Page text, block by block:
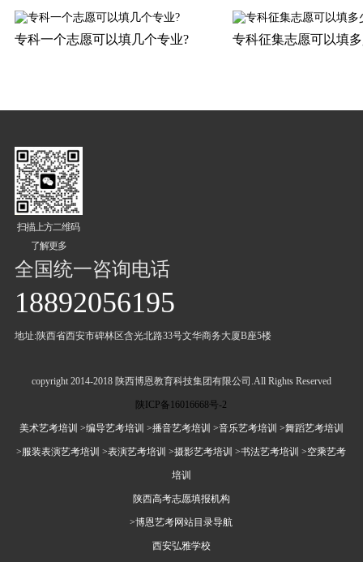
专科一个志愿可以填几个专业? 专科征集志愿可以填
扫描上方二维码
了解更多
全国统一咨询电话
18892056195
地址:陕西省西安市碑林区含光北路33号文华商务大厦B座5楼
copyright 2014-2018 陕西博恩教育科技集团有限公司.All Rights Reserved
陕ICP备16016668号-2
美术艺考培训 >编导艺考培训 >播音艺考培训 >音乐艺考培训 >舞蹈艺考培训
>服装表演艺考培训 >表演艺考培训 >摄影艺考培训 >书法艺考培训 >空乘艺考
培训
陕西高考志愿填报机构
>博恩艺考网站目录导航
西安弘雅学校